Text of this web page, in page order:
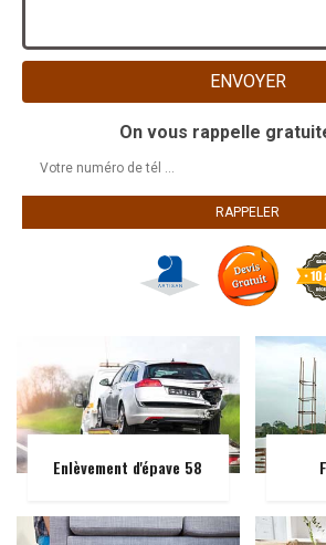
On vous rappelle
Enlèvement d'épave 58